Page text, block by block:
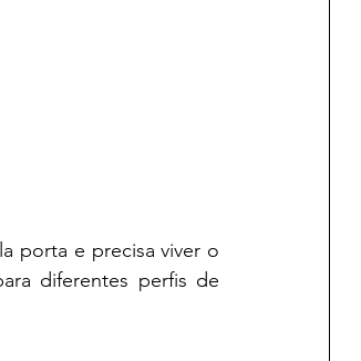
porta e precisa viver o
diferentes perfis de